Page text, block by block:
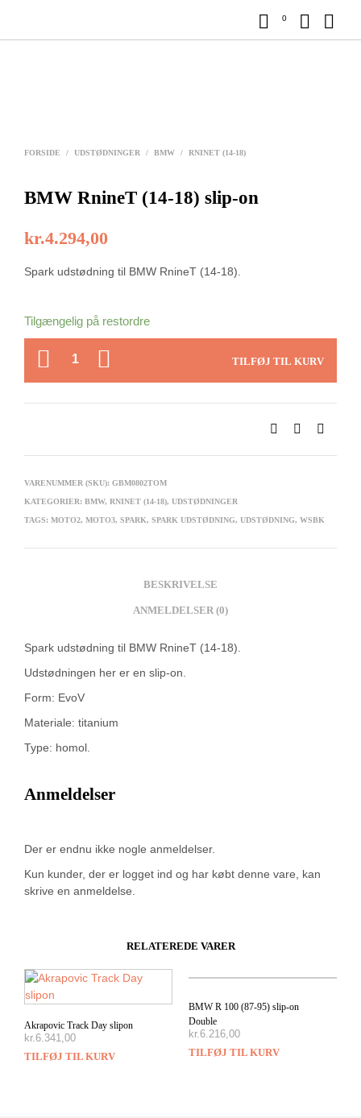
0
FORSIDE / UDSTØDNINGER / BMW / RNINET (14-18)
BMW RnineT (14-18) slip-on
kr.4.294,00
Spark udstødning til BMW RnineT (14-18).
Tilgængelig på restordre
ANTAL
TILFØJ TIL KURV
VARENUMMER (SKU): GBM0802TOM
KATEGORIER: BMW, RNINET (14-18), UDSTØDNINGER
TAGS: MOTO2, MOTO3, SPARK, SPARK UDSTØDNING, UDSTØDNING, WSBK
BESKRIVELSE
ANMELDELSER (0)
Spark udstødning til BMW RnineT (14-18).
Udstødningen her er en slip-on.
Form: EvoV
Materiale: titanium
Type: homol.
Anmeldelser
Der er endnu ikke nogle anmeldelser.
Kun kunder, der er logget ind og har købt denne vare, kan
skrive en anmeldelse.
RELATEREDE VARER
Akrapovic Track Day slipon
kr.6.341,00
TILFØJ TIL KURV
BMW R 100 (87-95) slip-on
Double
kr.6.216,00
TILFØJ TIL KURV